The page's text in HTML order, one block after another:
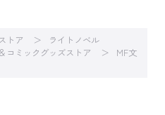
トア
ライトノベル
コミックグッズストア
MF文